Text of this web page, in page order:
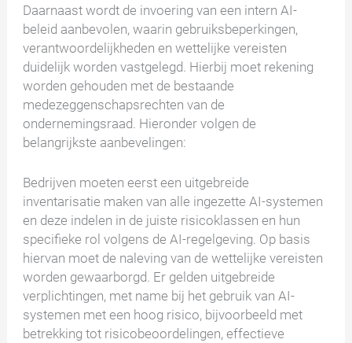
Daarnaast wordt de invoering van een intern AI-
beleid aanbevolen, waarin gebruiksbeperkingen,
verantwoordelijkheden en wettelijke vereisten
duidelijk worden vastgelegd. Hierbij moet rekening
worden gehouden met de bestaande
medezeggenschapsrechten van de
ondernemingsraad. Hieronder volgen de
belangrijkste aanbevelingen:
Bedrijven moeten eerst een uitgebreide
inventarisatie maken van alle ingezette AI-systemen
en deze indelen in de juiste risicoklassen en hun
specifieke rol volgens de AI-regelgeving. Op basis
hiervan moet de naleving van de wettelijke vereisten
worden gewaarborgd. Er gelden uitgebreide
verplichtingen, met name bij het gebruik van AI-
systemen met een hoog risico, bijvoorbeeld met
betrekking tot risicobeoordelingen, effectieve